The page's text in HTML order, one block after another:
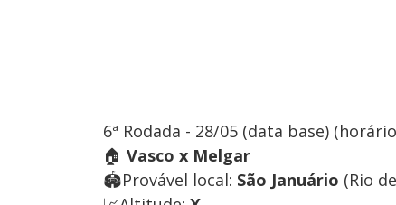
6ª Rodada - 28/05 (data base)
🏠 Vasco x Melgar
🏟️Provável local: São Januário (Rio